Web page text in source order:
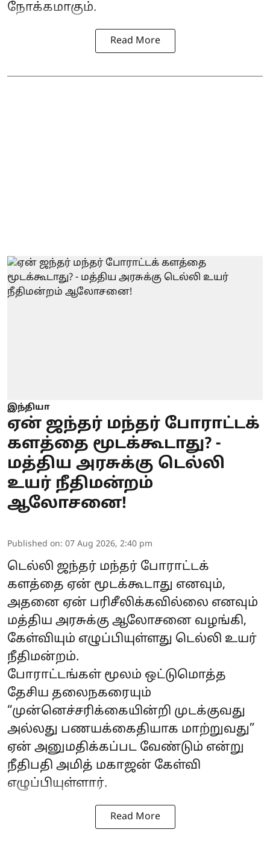
நோக்கமாகும்.
Read More
இந்தியா
ஏன் ஜந்தர் மந்தர் போராட்டக்
களத்தை மூடக்கூடாது? -
மத்திய அரசுக்கு டெல்லி
உயர் நீதிமன்றம்
ஆலோசனை!
Published on: 07 Aug 2026, 2:40 pm
டெல்லி ஜந்தர் மந்தர் போராட்டக்
களத்தை ஏன் மூடக்கூடாது எனவும்,
அதனை ஏன் பரிசீலிக்கவில்லை எனவும்
மத்திய அரசுக்கு ஆலோசனை வழங்கி,
கேள்வியும் எழுப்பியுள்ளது டெல்லி உயர்
நீதிமன்றம்.
போராட்டங்கள் மூலம் ஒட்டுமொத்த
தேசிய தலைநகரையும்
“முன்னெச்சரிக்கையின்றி முடக்குவது
அல்லது பணயக்கைதியாக மாற்றுவது”
ஏன் அனுமதிக்கப்பட வேண்டும் என்று
நீதிபதி அமித் மகாஜன் கேள்வி
எழுப்பியுள்ளார்.
Read More